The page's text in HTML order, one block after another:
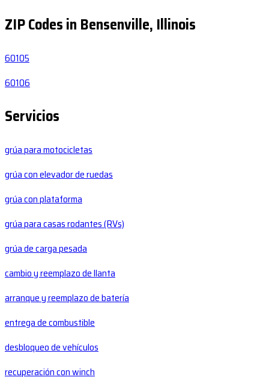
ZIP Codes in Bensenville, Illinois
60105
60106
Servicios
grúa para motocicletas
grúa con elevador de ruedas
grúa con plataforma
grúa para casas rodantes (RVs)
grúa de carga pesada
cambio y reemplazo de llanta
arranque y reemplazo de batería
entrega de combustible
desbloqueo de vehículos
recuperación con winch